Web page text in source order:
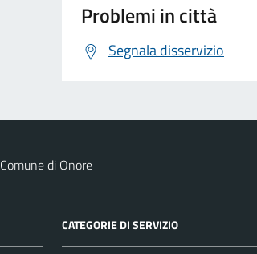
Problemi in città
Segnala disservizio
Comune di Onore
CATEGORIE DI SERVIZIO